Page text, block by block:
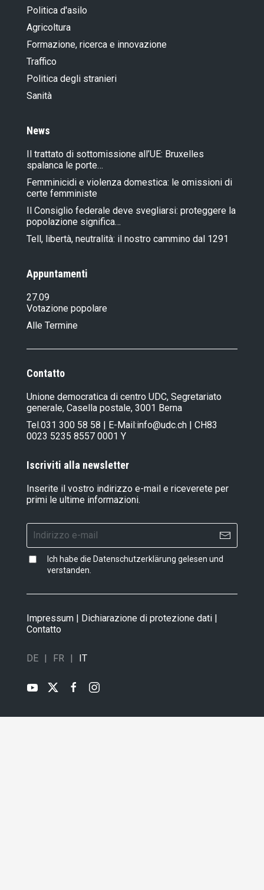
Politica d'asilo
Agricoltura
Formazione, ricerca e innovazione
Traffico
Politica degli stranieri
Sanità
News
Il trattato di sottomissione all’UE: Bruxelles
spalanca le porte…
Femminicidi e violenza domestica: le omissioni di
certe femministe
Il Consiglio federale deve svegliarsi: proteggere la
popolazione significa…
Tell, libertà, neutralità: il nostro cammino dal 1291
Appuntamenti
27.09
Votazione popolare
Alle Termine
Contatto
Unione democratica di centro UDC, Segretariato
generale, Casella postale, 3001 Berna
Tel.031 300 58 58 | E-Mail:info@udc.ch | CH83
0023 5235 8557 0001 Y
Iscriviti alla newsletter
Inserite il vostro indirizzo e-mail e riceverete per
primi le ultime informazioni.
Ich habe die Datenschutzerklärung gelesen und
verstanden.
Impressum | Dichiarazione di protezione dati |
Contatto
DE FR IT